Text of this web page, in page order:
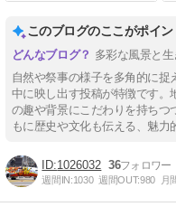
このブログのここがポイン
多彩な風景と
自然や祭事の様子を多角的に
中に映し出す投稿が特徴です。
の趣や背景にこだわりを持ちつ
もに歴史や文化も伝える、魅力
1026032 36
週間IN:1030 週間OUT:980 月